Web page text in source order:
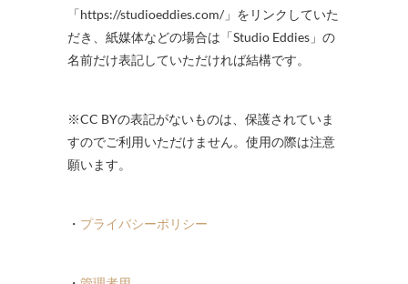
「https://studioeddies.com/」をリンクしていた
だき、紙媒体などの場合は「Studio Eddies」の
名前だけ表記していただければ結構です。
※CC BYの表記がないものは、保護されていま
すのでご利用いただけません。使用の際は注意
願います。
・ プライバシーポリシー